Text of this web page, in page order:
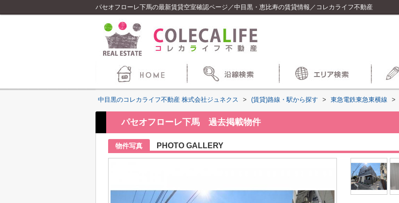
パセオフローレ下馬の最新賃貸空室確認ページ／中目黒・恵比寿の賃貸情報／コレカライフ不動産
中目黒のコレカライフ不動産 株式会社ジュネクス > (賃貸)路線・駅から探す > 東急電鉄東急東横線 >
パセオフローレ下馬 過去掲載物件
物件写真 PHOTO GALLERY